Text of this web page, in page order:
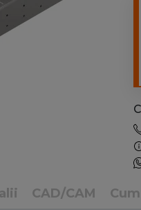
CAD/CAM